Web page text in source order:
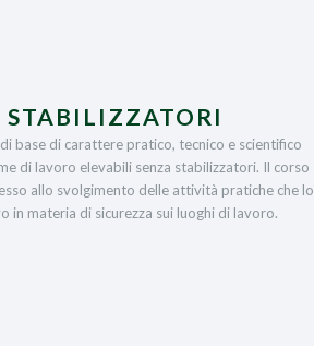
base di carattere pratico, tecnico e scientifico
di lavoro elevabili senza stabilizzatori. Il corso
allo svolgimento delle attività pratiche che lo
in materia di sicurezza sui luoghi di lavoro.